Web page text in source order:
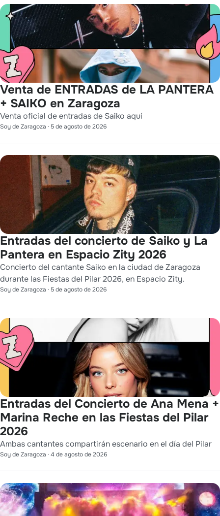
Venta de ENTRADAS de LA PANTERA
+ SAIKO en Zaragoza
Venta oficial de entradas de Saiko aquí
Soy de Zaragoza · 5 de agosto de 2026
Entradas del concierto de Saiko y La
Pantera en Espacio Zity 2026
Concierto del cantante Saiko en la ciudad de Zaragoza
durante las Fiestas del Pilar 2026, en Espacio Zity.
Soy de Zaragoza · 5 de agosto de 2026
Entradas del Concierto de Ana Mena +
Marina Reche en las Fiestas del Pilar
2026
Ambas cantantes compartirán escenario en el día del Pilar
Soy de Zaragoza · 4 de agosto de 2026